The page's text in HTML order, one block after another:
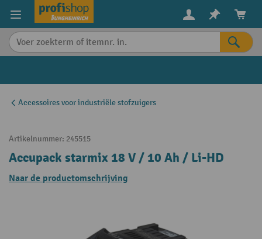
content
Accessoires voor industriële stofzuigers
Artikelnummer: 245515
Accupack starmix 18 V / 10 Ah / Li-HD
Naar de productomschrijving